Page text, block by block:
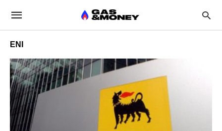
ENI